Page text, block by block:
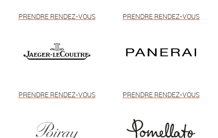
PRENDRE RENDEZ-VOUS PRENDRE RENDEZ-VOUS
PRENDRE RENDEZ-VOUS PRENDRE RENDEZ-VOUS